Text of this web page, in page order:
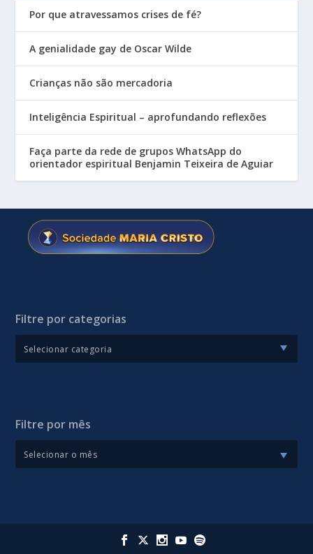
Por que atravessamos crises de fé?
A genialidade gay de Oscar Wilde
Crianças não são mercadoria
Inteligência Espiritual – aprofundando reflexões
Faça parte da rede de grupos WhatsApp do
orientador espiritual Benjamin Teixeira de Aguiar
Filtre por categorias
Filtre por mês